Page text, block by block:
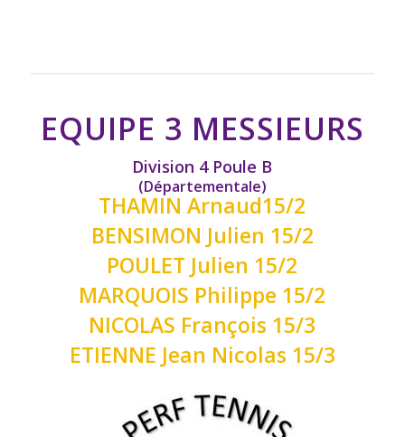
EQUIPE 3 MESSIEURS
Division 4 Poule B
(Départementale)
THAMIN Arnaud15/2
BENSIMON Julien 15/2
POULET Julien 15/2
MARQUOIS Philippe 15/2
NICOLAS François 15/3
ETIENNE Jean Nicolas 15/3